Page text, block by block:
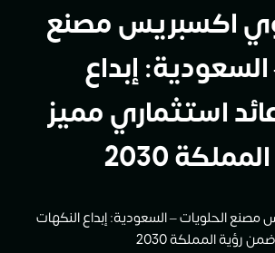
اكسبريس مصنع
إبداع
استثماري مميز
2030
الحلويات – السعودية: إبداع النكهات
رؤية المملكة 2030